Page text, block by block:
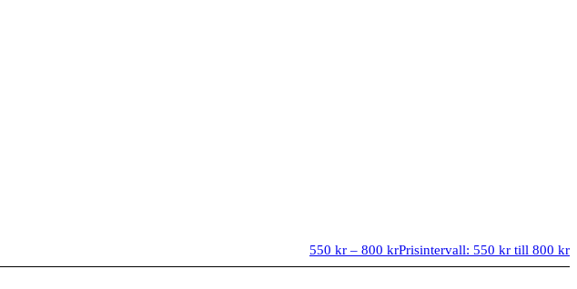
550 kr – 800 krPrisintervall: 550 kr till 800 kr